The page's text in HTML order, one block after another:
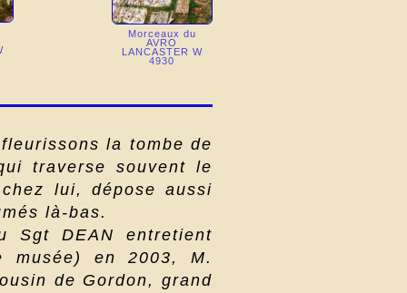
Morceaux du
AVRO
LANCASTER W
4930
la tombe de
traverse souvent le
lui, dépose aussi
là-bas.
Sgt DEAN entretient
musée) en 2003, M.
de Gordon, grand